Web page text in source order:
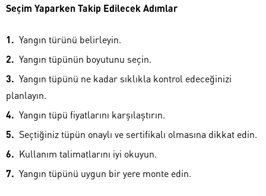
Seçim Yaparken Takip Edilecek Adımlar
Yangın türünü belirleyin.
Yangın tüpünün boyutunu seçin.
Yangın tüpünü ne kadar sıklıkla kontrol edeceğinizi
planlayın.
Yangın tüpü fiyatlarını karşılaştırın.
Seçtiğiniz tüpün onaylı ve sertifikalı olmasına dikkat edin.
Kullanım talimatlarını iyi okuyun.
Yangın tüpünü uygun bir yere monte edin.